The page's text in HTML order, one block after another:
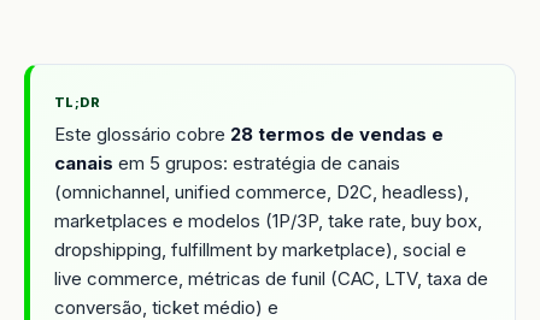
TL;DR
Este glossário cobre 28 termos de vendas e
canais em 5 grupos: estratégia de canais
(omnichannel, unified commerce, D2C, headless),
marketplaces e modelos (1P/3P, take rate, buy box,
dropshipping, fulfillment by marketplace), social e
live commerce, métricas de funil (CAC, LTV, taxa de
conversão, ticket médio) e